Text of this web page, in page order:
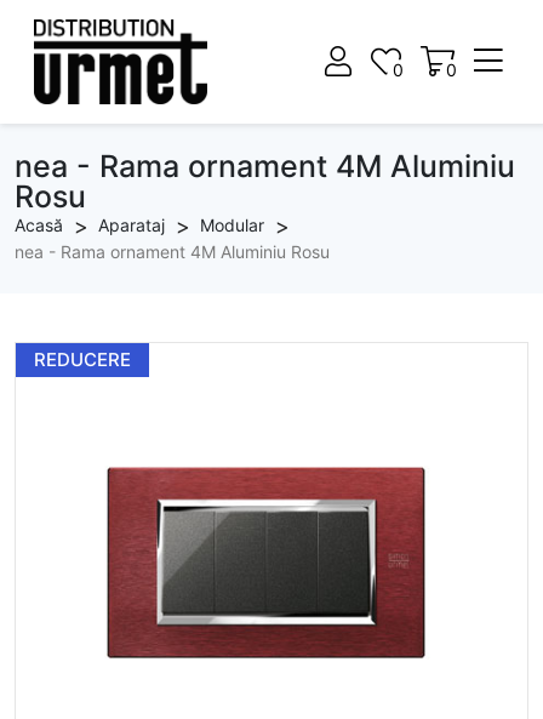
0
0 0
nea - Rama ornament 4M Aluminiu
Rosu
Acasă Aparataj
Modular
nea - Rama ornament 4M Aluminiu Rosu
REDUCERE